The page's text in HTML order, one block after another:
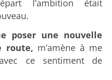
l’ambition était
poser une nouvelle
route, m’amène à me
ce sentiment de